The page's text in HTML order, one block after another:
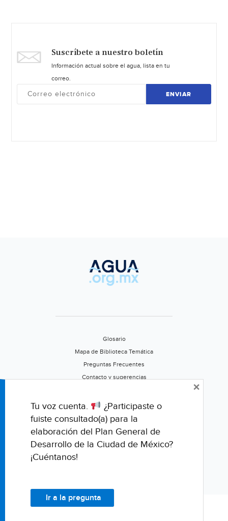
Suscríbete a nuestro boletín
Información actual sobre el agua, lista en tu
correo.
ENVIAR
Glosario
Mapa de Biblioteca Temática
Preguntas Frecuentes
Contacto y sugerencias
Califica este portal
Tu voz cuenta.
¿Participaste o
fuiste consultado(a) para la
elaboración del Plan General de
Desarrollo de la Ciudad de México?
¡Cuéntanos!
Ir a la pregunta
×